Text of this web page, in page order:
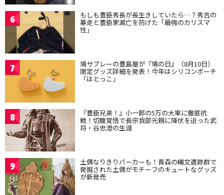
6 もしも豊臣秀長が長生きしていたら…？秀吉の
暴走と豊臣家滅亡を防げた「最強のカリスマ
性」
7 鳩サブレーの豊島屋が『鳩の日』（8月10日）
限定グッズ詳細を発表！今年はシリコンポーチ
「はとっこ」
8 『豊臣兄弟！』小一郎の5万の大軍に徹底抗
戦！切腹覚悟で長宗我部元親に降伏を迫った武
将・谷忠澄の生涯
9 土偶なりきりパーカーも！青森の縄文遺跡群で
発掘された土偶がモチーフのキュートなグッズ
が新発売